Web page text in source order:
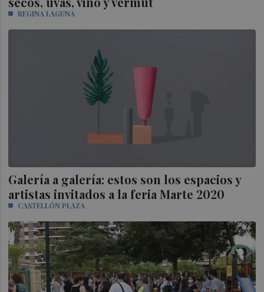
REGINA LAGUNA
Galería a galería: estos son los espacios y
artistas invitados a la feria Marte 2020
CASTELLÓN PLAZA